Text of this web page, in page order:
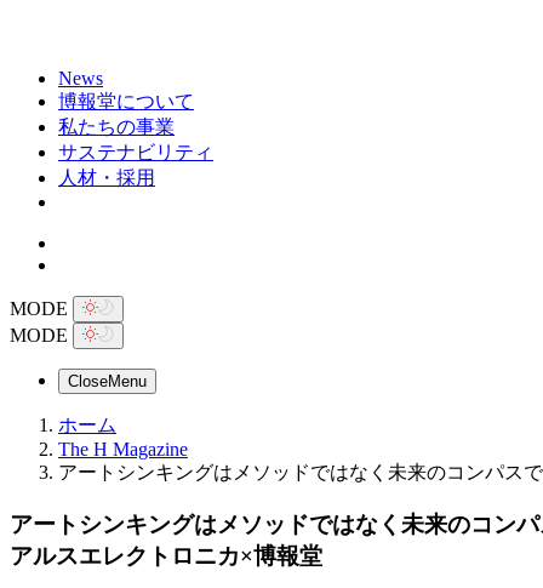
News
博報堂について
私たちの事業
サステナビリティ
人材・採用
MODE
MODE
CloseMenu
ホーム
The H Magazine
アートシンキングはメソッドではなく未来のコンパス
アートシンキングはメソッドではなく未来のコン
アルスエレクトロニカ×博報堂